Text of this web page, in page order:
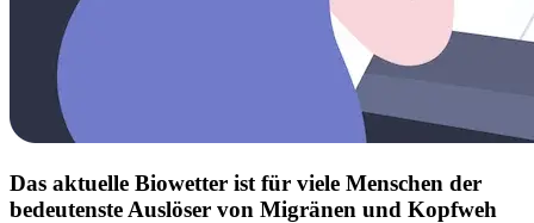
Das aktuelle Biowetter ist für viele Menschen der
bedeutenste Auslöser von Migränen und Kopfweh